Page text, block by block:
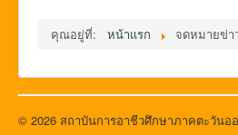
คุณอยู่ที่: หน้าแรก จดหมายข่า
© 2026 สถาบันการอาชีวศึกษาภาคตะวันอ